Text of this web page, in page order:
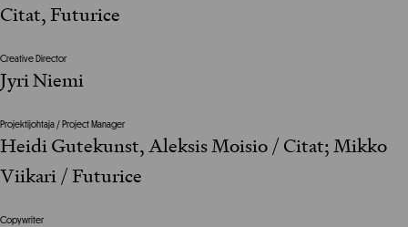
Citat, Futurice
Creative Director
Jyri Niemi
Projektijohtaja / Project Manager
Heidi Gutekunst, Aleksis Moisio / Citat; Mikko
Viikari / Futurice
Copywriter